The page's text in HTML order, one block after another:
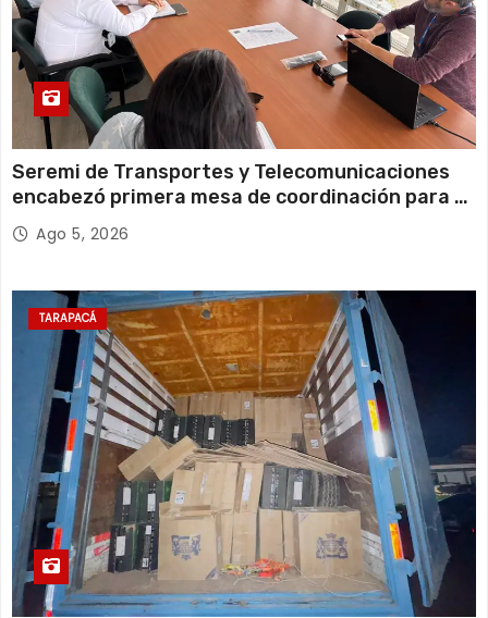
Seremi de Transportes y Telecomunicaciones
encabezó primera mesa de coordinación para el
retiro de cables en desuso en Iquique
Ago 5, 2026
TARAPACÁ